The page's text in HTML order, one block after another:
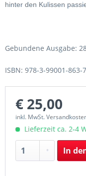
hinter den Kulissen
Gebundene Ausgabe:
ISBN: 978-3-99001-863-7
€ 25,00
inkl. MwSt.
Lieferzeit ca. 2-4
In